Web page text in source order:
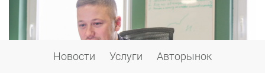
Новости Услуги Авторынок